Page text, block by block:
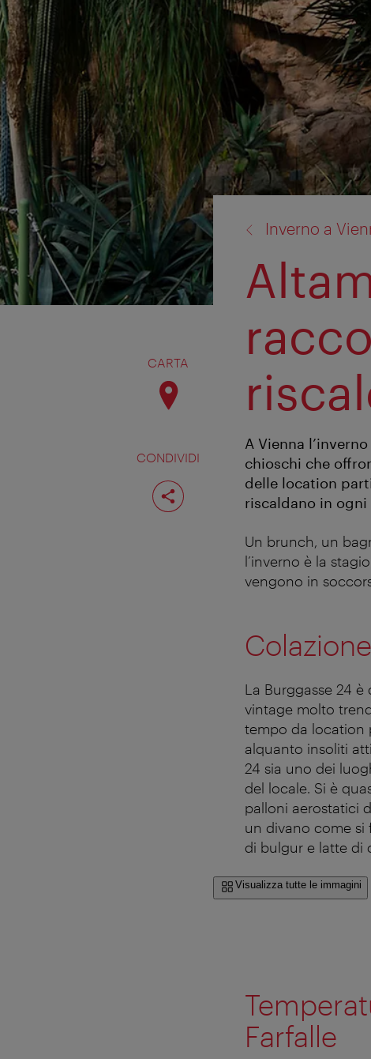
CARTA
CONDIVIDI
Condividi
pagina
Inverno a
A Vienna
chioschi che
delle location
riscaldano in ogni
Un brunch, un
l’inverno è la
vengono in
La Burggasse 24
vintage molto
tempo da location
alquanto insoliti
24 sia uno dei
del locale. Si è
palloni aerostatici
un divano come si
di bulgur e latte di
Visualizza tutte le immagini
Farfalle